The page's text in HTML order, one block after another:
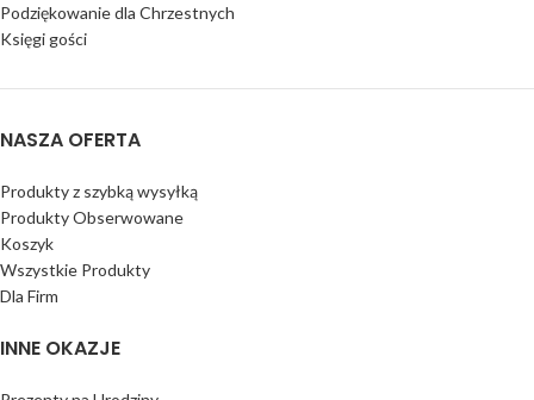
Podziękowanie dla Chrzestnych
Księgi gości
NASZA OFERTA
Produkty z szybką wysyłką
Produkty Obserwowane
Koszyk
Wszystkie Produkty
Dla Firm
INNE OKAZJE